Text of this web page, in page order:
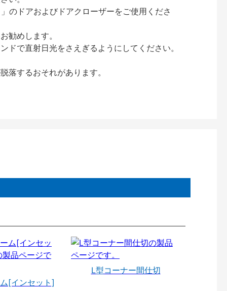
のドアおよびドアクローザーをご使用くださ
勧めします。
で直射日光をさえぎるようにしてください。
落するおそれがあります。
[インセット]
L型コーナー間仕切